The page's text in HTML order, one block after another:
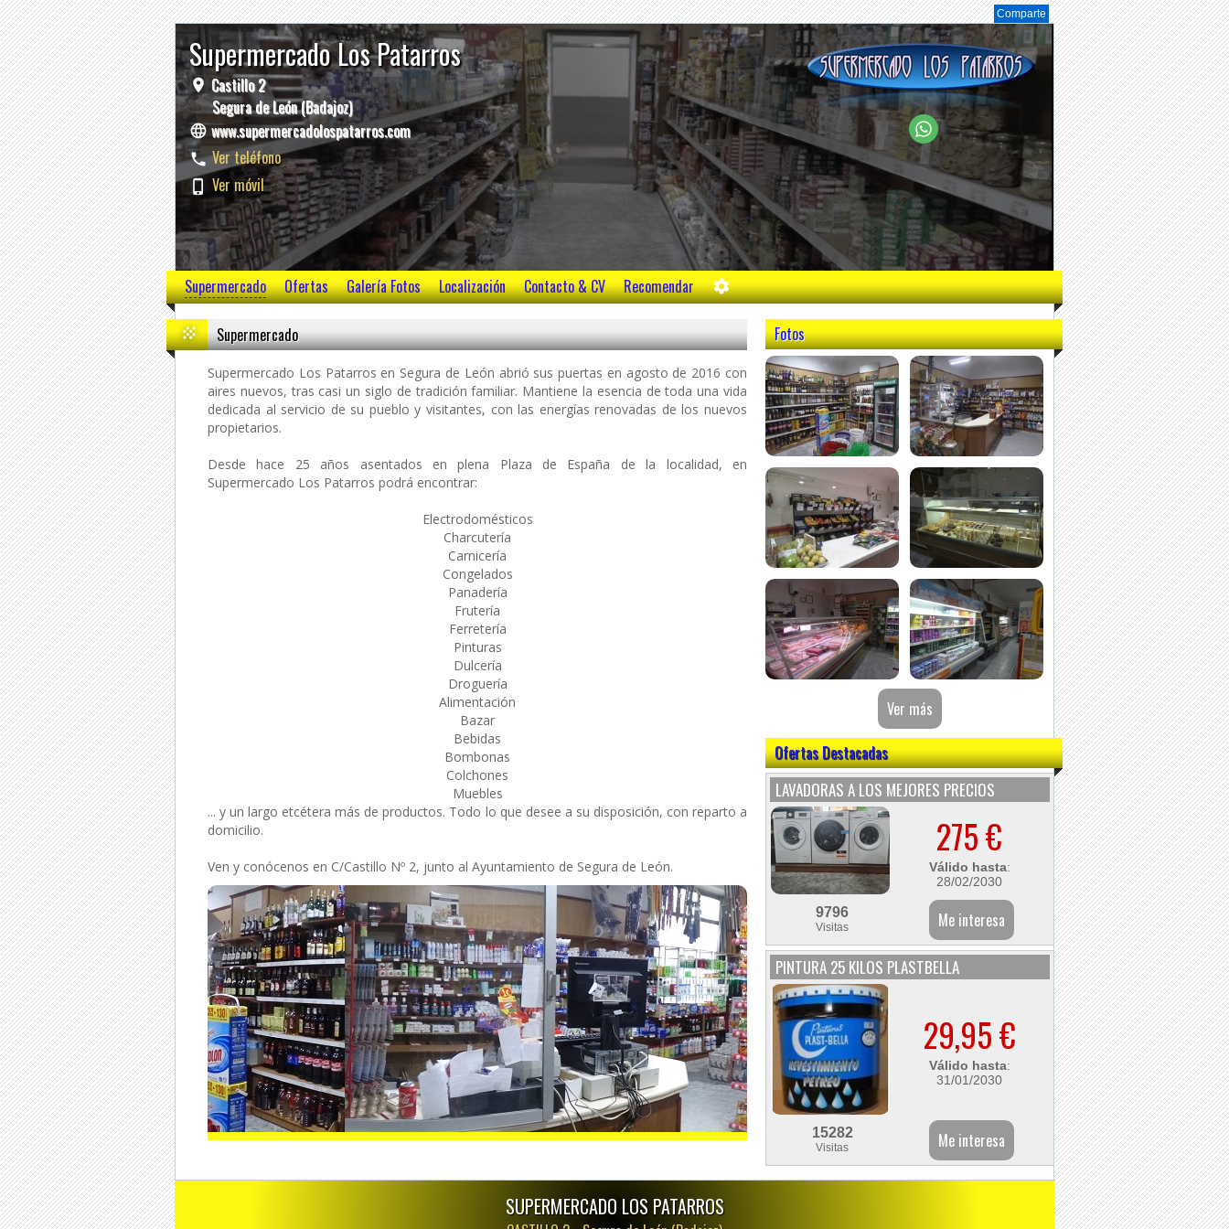
Comparte
Supermercado Los Patarros
Castillo 2
Segura de León (Badajoz)
www.supermercadolospatarros.com
Ver teléfono
Ver móvil
Supermercado Ofertas Galería Fotos Localización Contacto & CV Recomendar
Supermercado
Supermercado Los Patarros en Segura de León abrió sus puertas en agosto de 2016 con
aires nuevos, tras casi un siglo de tradición familiar. Mantiene la esencia de toda una vida
dedicada al servicio de su pueblo y visitantes, con las energías renovadas de los nuevos
propietarios.
Desde hace 25 años asentados en plena Plaza de España de la localidad, en
Supermercado Los Patarros podrá encontrar:
Electrodomésticos
Charcutería
Carnicería
Congelados
Panadería
Frutería
Ferretería
Pinturas
Dulcería
Droguería
Alimentación
Bazar
Bebidas
Bombonas
Colchones
Muebles
... y un largo etcétera más de productos. Todo lo que desee a su disposición, con reparto a
domicilio.
Ven y conócenos en C/Castillo Nº 2, junto al Ayuntamiento de Segura de León.
Fotos
Ofertas Destacadas
LAVADORAS A LOS MEJORES PRECIOS
275 €
Válido hasta:
28/02/2030
9796
Visitas
PINTURA 25 KILOS PLASTBELLA
29,95 €
Válido hasta:
31/01/2030
15282
Visitas
SUPERMERCADO LOS PATARROS